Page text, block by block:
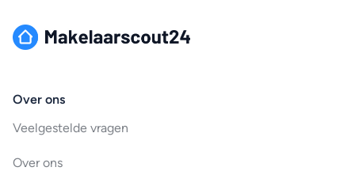
Over ons
Veelgestelde vragen
Over ons